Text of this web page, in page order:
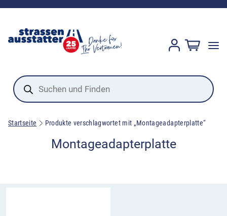
Products
search
Startseite Produkte verschlagwortet mit „Montageadapterplatte“
Montageadapterplatte